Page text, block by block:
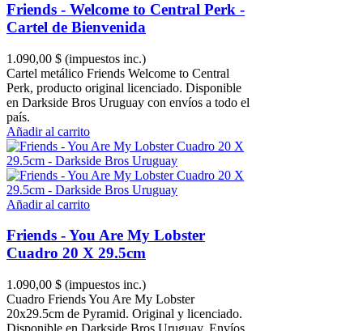
Friends - Welcome to Central Perk -
Cartel de Bienvenida
1.090,00 $ (impuestos inc.)
Cartel metálico Friends Welcome to Central
Perk, producto original licenciado. Disponible
en Darkside Bros Uruguay con envíos a todo el
país.
Añadir al carrito
Añadir al carrito
Friends - You Are My Lobster
Cuadro 20 X 29.5cm
1.090,00 $ (impuestos inc.)
Cuadro Friends You Are My Lobster
20x29.5cm de Pyramid. Original y licenciado.